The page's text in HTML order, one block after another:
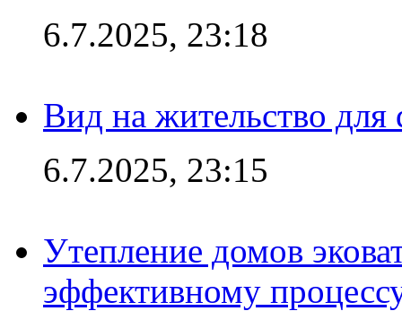
6.7.2025, 23:18
Вид на жительство
6.7.2025, 23:15
Утепление домов
эффективному